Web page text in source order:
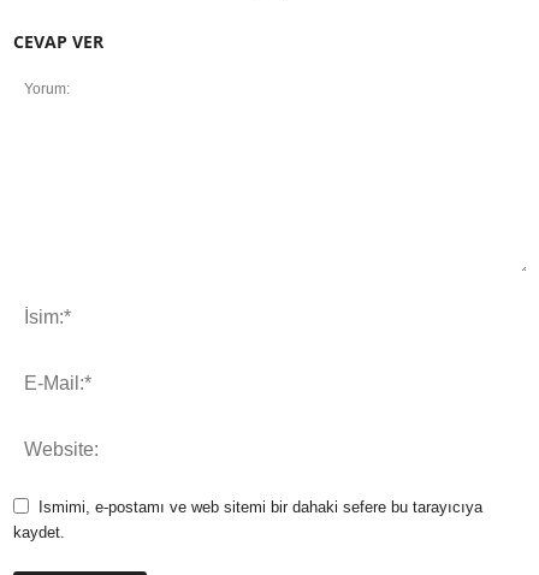
CEVAP VER
Ismimi, e-postamı ve web sitemi bir dahaki sefere bu tarayıcıya
kaydet.